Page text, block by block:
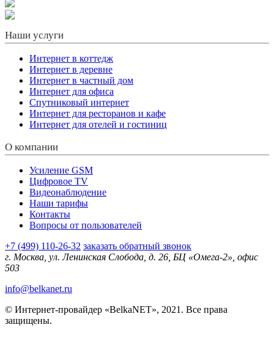
Наши услуги
Интернет в коттедж
Интернет в деревне
Интернет в частный дом
Интернет для офиса
Спутниковый интернет
Интернет для ресторанов и кафе
Интернет для отелей и гостиниц
О компании
Усиление GSM
Цифровое TV
Видеонаблюдение
Наши тарифы
Контакты
Вопросы от пользователей
+7 (499) 110-26-32 заказать обратный звонок
г. Москва, ул. Ленинская Слобода, д. 26, БЦ «Омега-2», офис
503
info@belkanet.ru
© Интернет-провайдер «BelkaNET», 2021. Все права
защищены.